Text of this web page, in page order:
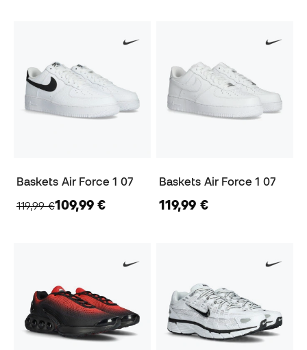
Baskets Air Force 1 07
119,99 €109,99 €
Baskets Air Force 1 07
119,99 €